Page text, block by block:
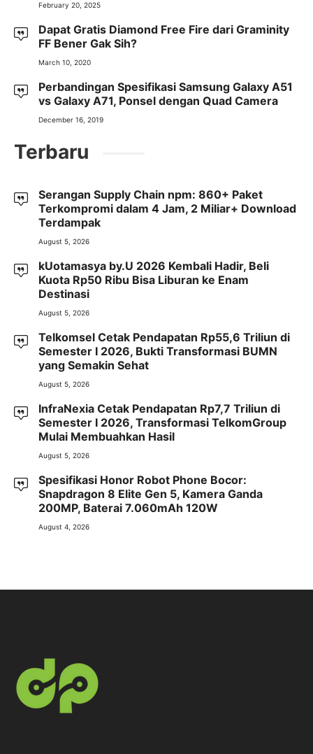
February 20, 2025
Dapat Gratis Diamond Free Fire dari Graminity
FF Bener Gak Sih?
March 10, 2020
Perbandingan Spesifikasi Samsung Galaxy A51
vs Galaxy A71, Ponsel dengan Quad Camera
December 16, 2019
Terbaru
Serangan Supply Chain npm: 860+ Paket
Terkompromi dalam 4 Jam, 2 Miliar+ Download
Terdampak
August 5, 2026
kUotamasya by.U 2026 Kembali Hadir, Beli
Kuota Rp50 Ribu Bisa Liburan ke Enam
Destinasi
August 5, 2026
Telkomsel Cetak Pendapatan Rp55,6 Triliun di
Semester I 2026, Bukti Transformasi BUMN
yang Semakin Sehat
August 5, 2026
InfraNexia Cetak Pendapatan Rp7,7 Triliun di
Semester I 2026, Transformasi TelkomGroup
Mulai Membuahkan Hasil
August 5, 2026
Spesifikasi Honor Robot Phone Bocor:
Snapdragon 8 Elite Gen 5, Kamera Ganda
200MP, Baterai 7.060mAh 120W
August 4, 2026